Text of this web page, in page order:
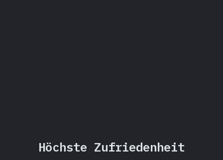
Höchste Zufriedenheit